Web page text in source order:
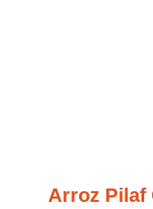
Arroz Pilaf